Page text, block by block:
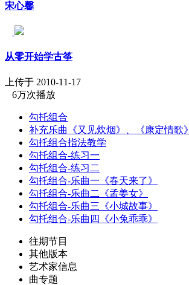
宋心馨
从零开始学古筝
上传于 2010-11-17
6万次播放
勾托组合
补充乐曲《又见炊烟》、《康定情歌》
勾托组合指法教学
勾托组合-练习一
勾托组合-练习二
勾托组合-乐曲一《春天来了》
勾托组合-乐曲二《孟姜女》
勾托组合-乐曲三《小城故事》
勾托组合-乐曲四《小兔乖乖》
往期节目
其他版本
艺术家信息
曲专题